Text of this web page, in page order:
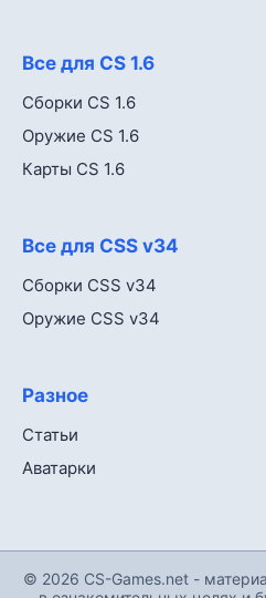
Все для CS 1.6
Сборки CS 1.6
Оружие CS 1.6
Карты CS 1.6
Все для CSS v34
Сборки CSS v34
Оружие CSS v34
Разное
Статьи
Аватарки
© 2026 CS-Games.net -